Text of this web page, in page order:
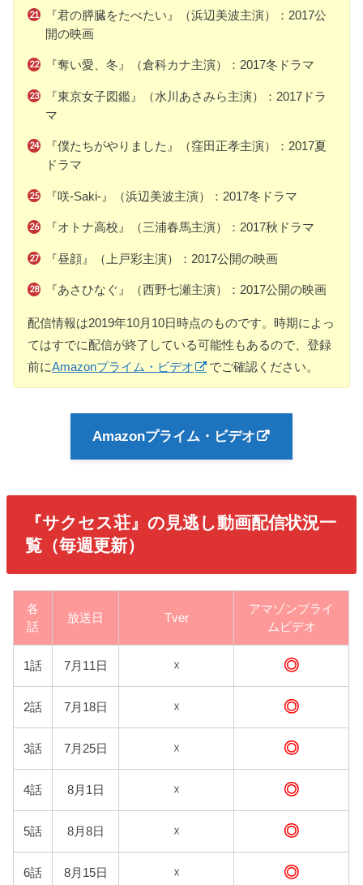
『君の膵臓をたべたい』（浜辺美波主演）：2017公
開の映画
『奪い愛、冬』（倉科カナ主演）：2017冬ドラマ
『東京女子図鑑』（水川あさみら主演）：2017ドラ
マ
『僕たちがやりました』（窪田正孝主演）：2017夏
ドラマ
『咲-Saki-』（浜辺美波主演）：2017冬ドラマ
『オトナ高校』（三浦春馬主演）：2017秋ドラマ
『昼顔』（上戸彩主演）：2017公開の映画
『あさひなぐ』（西野七瀬主演）：2017公開の映画
配信情報は2019年10月10日時点のものです。時期によっ
てはすでに配信が終了している可能性もあるので、登録
前にAmazonプライム・ビデオ でご確認ください。
Amazonプライム・ビデオ
『サクセス荘』の見逃し動画配信状況一
覧（毎週更新）
各
話
放送日 Tver
アマゾンプライ
ムビデオ
1話 7月11日 ☓ ◎
2話 7月18日 ☓ ◎
3話 7月25日 ☓ ◎
4話 8月1日 ☓ ◎
5話 8月8日 ☓ ◎
6話 8月15日 ☓ ◎